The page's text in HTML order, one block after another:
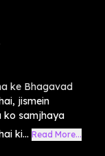
ke Bhagavad
jismein
ko samjhaya
ki... Read More...